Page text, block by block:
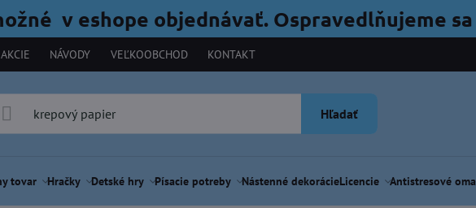
v eshope objednávať. Ospravedlňujeme
AKCIE NÁVODY VEĽKOOBCHOD KONTAKT
Hľadať
tovar Hračky Detské hry Písacie potreby Nástenné dekorácieLicencie Antistresové